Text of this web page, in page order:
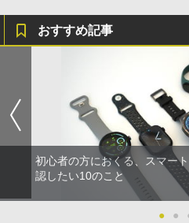
おすすめ記事
初心者の方におくる、スマー
認したい10のこと
● ●